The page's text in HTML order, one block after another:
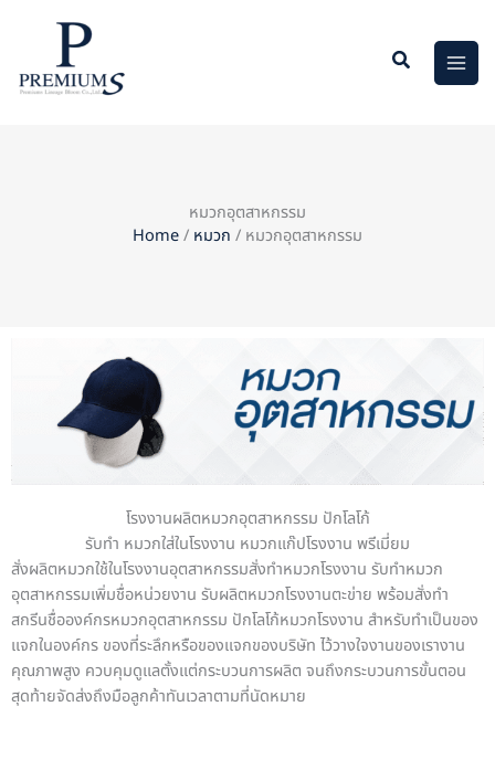
หมวกอุตสาหกรรม
Home/ หมวก / หมวกอุตสาหกรรม
โรงงานผลิตหมวกอุตสาหกรรม ปักโลโก้
รับทำ หมวกใส่ในโรงงาน หมวกแก๊ปโรงงาน พรีเมี่ยม
สั่งผลิตหมวกใช้ในโรงงานอุตสาหกรรมสั่งทำหมวกโรงงาน รับทำหมวก
อุตสาหกรรมเพิ่มชื่อหน่วยงาน รับผลิตหมวกโรงงานตะข่าย พร้อมสั่งทำ
สกรีนชื่อองค์กรหมวกอุตสาหกรรม ปักโลโก้หมวกโรงงาน สำหรับทำเป็นของ
แจกในองค์กร ของที่ระลึกหรือของแจกของบริษัท ไว้วางใจงานของเรางาน
คุณภาพสูง ควบคุมดูแลตั้งแต่กระบวนการผลิต จนถึงกระบวนการขั้นตอน
สุดท้ายจัดส่งถึงมือลูกค้าทันเวลาตามที่นัดหมาย